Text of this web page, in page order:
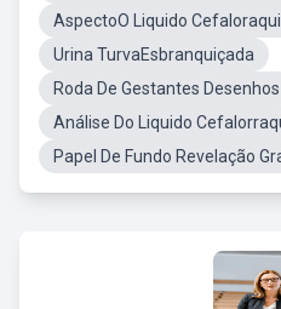
AspectoO Liquido
Urina TurvaEsbranquiçada
Roda De Gestantes Desenhos
Análise Do Liquido
Papel De Fundo Revelação